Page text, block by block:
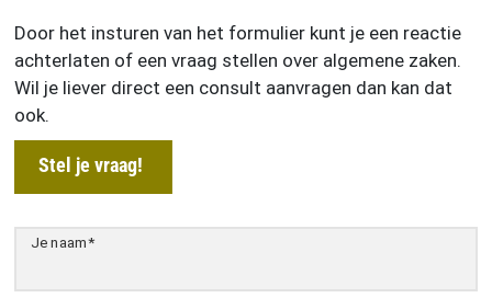
Door het insturen van het formulier kunt je een reactie
achterlaten of een vraag stellen over algemene zaken.
Wil je liever direct een consult aanvragen dan kan dat
ook.
Stel je vraag!
Je naam*